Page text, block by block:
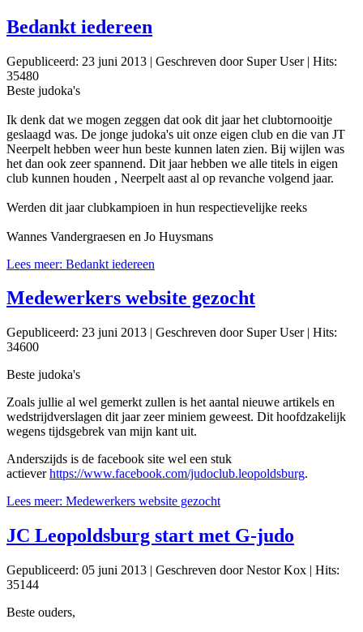
Bedankt iedereen
Gepubliceerd: 23 juni 2013 | Geschreven door Super User| Hits:
35480
Beste judoka's
Ik denk dat we mogen zeggen dat ook dit jaar het clubtornooitje
geslaagd was. De jonge judoka's uit onze eigen club en die van JT
Neerpelt hebben weer hun beste kunnen laten zien. Bij wijlen was
het dan ook zeer spannend. Dit jaar hebben we alle titels in eigen
club kunnen houden , Neerpelt aast al op revanche volgend jaar.
Werden dit jaar clubkampioen in hun respectievelijke reeks
Wannes Vandergraesen en Jo Huysmans
Lees meer: Bedankt iedereen
Medewerkers website gezocht
Gepubliceerd: 23 juni 2013 | Geschreven door Super User| Hits:
34600
Beste judoka's
Zoals jullie al wel gemerkt zullen is het aantal nieuwe artikels en
wedstrijdverslagen dit jaar zeer miniem geweest. Dit hoofdzakelijk
wegens tijdsgebrek van mijn kant uit.
Anderszijds is de facebook site wel een stuk
actieverhttps://www.facebook.com/judoclub.leopoldsburg.
Lees meer: Medewerkers website gezocht
JC Leopoldsburg start met G-judo
Gepubliceerd: 05 juni 2013 | Geschreven door Nestor Kox | Hits:
35144
Beste ouders,